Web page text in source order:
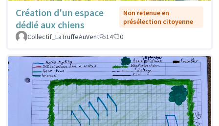
Création d'un espace
dédié aux chiens
Non retenue en
présélection citoyenne
Collectif_LaTruffeAuVent
14 0